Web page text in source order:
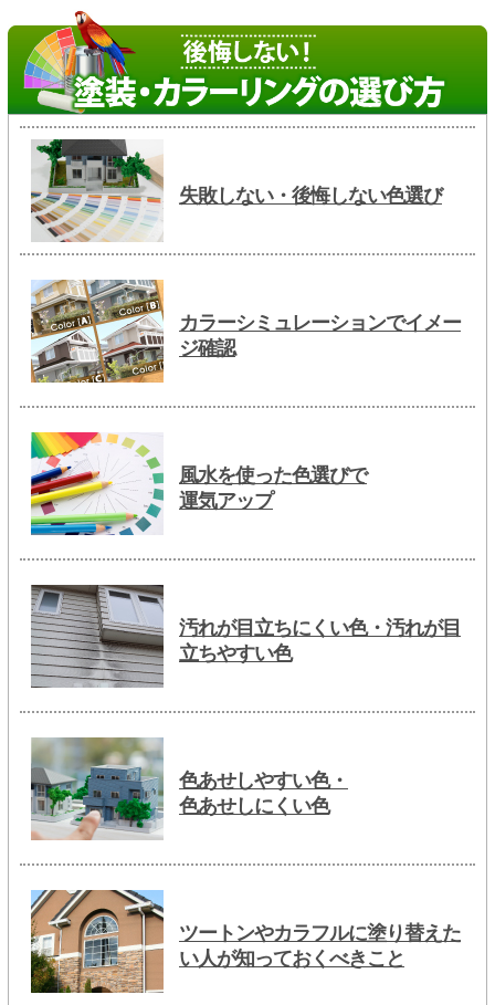
失敗しない・後悔しない色選び
カラーシミュレーションでイメー
ジ確認
風水を使った色選びで
運気アップ
汚れが目立ちにくい色・汚れが目
立ちやすい色
色あせしやすい色・
色あせしにくい色
ツートンやカラフルに塗り替えた
い人が知っておくべきこと